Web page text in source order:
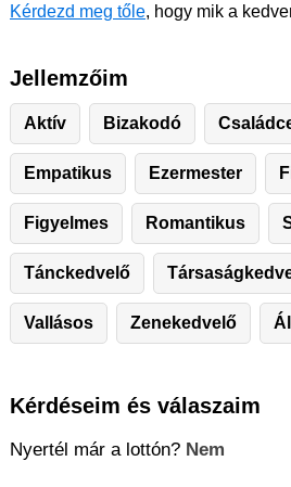
Kérdezd meg tőle, hogy mik a
Jellemzőim
Aktív Bizakodó
Empatikus Ezermester
Figyelmes Romantikus
Tánckedvelő
Vallásos Zenekedvelő
Kérdéseim és válaszaim
Nyertél már a lottón? Nem